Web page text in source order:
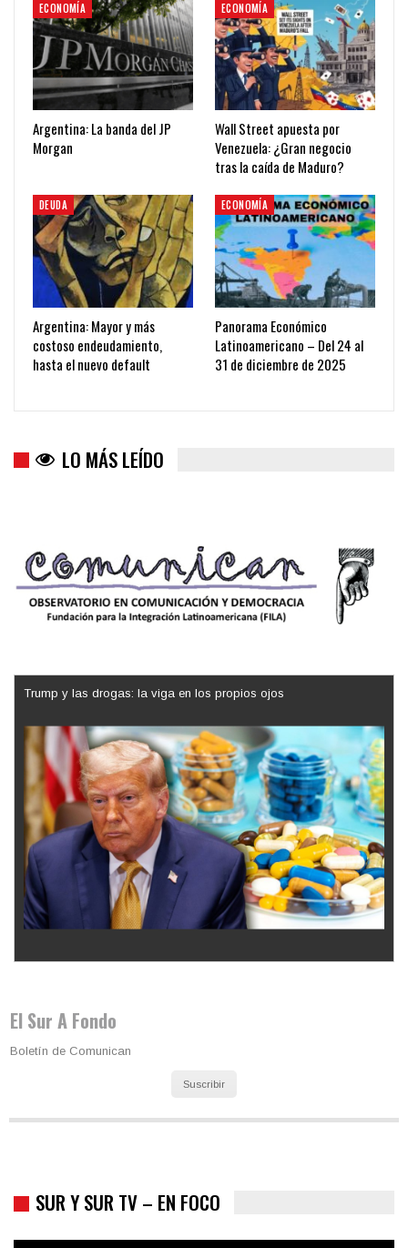
ECONOMÍA
Argentina: La banda del JP
Morgan
ECONOMÍA
Wall Street apuesta por
Venezuela: ¿Gran negocio
tras la caída de Maduro?
DEUDA
Argentina: Mayor y más
costoso endeudamiento,
hasta el nuevo default
ECONOMÍA
Panorama Económico
Latinoamericano – Del 24 al
31 de diciembre de 2025
LO MÁS LEÍDO
Trump y las drogas: la viga en los propios ojos
El Sur A Fondo
Boletín de Comunican
Suscribir
SUR Y SUR TV – EN FOCO